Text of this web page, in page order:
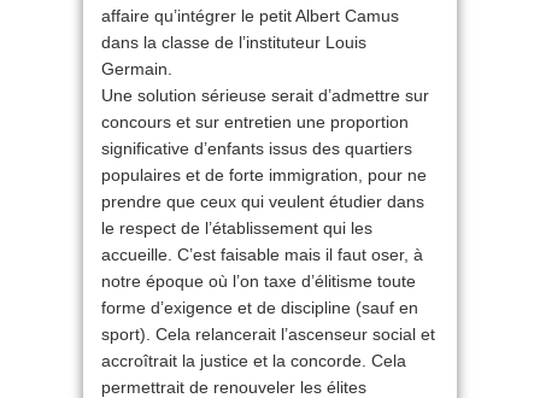
affaire qu’intégrer le petit Albert Camus
dans la classe de l’instituteur Louis
Germain.
Une solution sérieuse serait d’admettre sur
concours et sur entretien une proportion
significative d’enfants issus des quartiers
populaires et de forte immigration, pour ne
prendre que ceux qui veulent étudier dans
le respect de l’établissement qui les
accueille. C’est faisable mais il faut oser, à
notre époque où l’on taxe d’élitisme toute
forme d’exigence et de discipline (sauf en
sport). Cela relancerait l’ascenseur social et
accroîtrait la justice et la concorde. Cela
permettrait de renouveler les élites